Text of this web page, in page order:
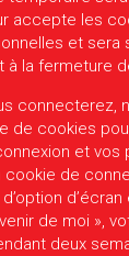
accepte les
et sera
à la fermeture
connecterez,
de cookies
et vos
cookie de
d’écran
de moi »,
deux